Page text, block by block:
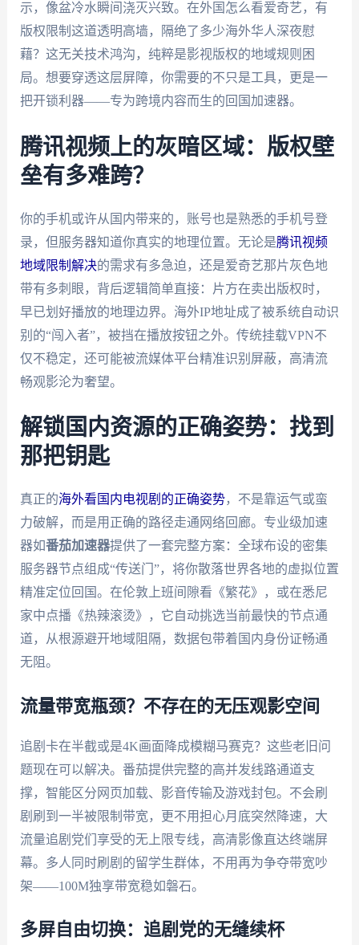
示，像盆冷水瞬间浇灭兴致。在外国怎么看爱奇艺，有
版权限制这道透明高墙，隔绝了多少海外华人深夜慰
藉？这无关技术鸿沟，纯粹是影视版权的地域规则困
局。想要穿透这层屏障，你需要的不只是工具，更是一
把开锁利器——专为跨境内容而生的回国加速器。
腾讯视频上的灰暗区域：版权壁
垒有多难跨？
你的手机或许从国内带来的，账号也是熟悉的手机号登
录，但服务器知道你真实的地理位置。无论是腾讯视频
地域限制解决的需求有多急迫，还是爱奇艺那片灰色地
带有多刺眼，背后逻辑简单直接：片方在卖出版权时，
早已划好播放的地理边界。海外IP地址成了被系统自动识
别的“闯入者”，被挡在播放按钮之外。传统挂载VPN不
仅不稳定，还可能被流媒体平台精准识别屏蔽，高清流
畅观影沦为奢望。
解锁国内资源的正确姿势：找到
那把钥匙
真正的海外看国内电视剧的正确姿势，不是靠运气或蛮
力破解，而是用正确的路径走通网络回廊。专业级加速
器如番茄加速器提供了一套完整方案：全球布设的密集
服务器节点组成“传送门”，将你散落世界各地的虚拟位置
精准定位回国。在伦敦上班间隙看《繁花》，或在悉尼
家中点播《热辣滚烫》，它自动挑选当前最快的节点通
道，从根源避开地域阻隔，数据包带着国内身份证畅通
无阻。
流量带宽瓶颈？不存在的无压观影空间
追剧卡在半截或是4K画面降成模糊马赛克？这些老旧问
题现在可以解决。番茄提供完整的高并发线路通道支
撑，智能区分网页加载、影音传输及游戏封包。不会刷
剧刷到一半被限制带宽，更不用担心月底突然降速，大
流量追剧党们享受的无上限专线，高清影像直达终端屏
幕。多人同时刷剧的留学生群体，不用再为争夺带宽吵
架——100M独享带宽稳如磐石。
多屏自由切换：追剧党的无缝续杯